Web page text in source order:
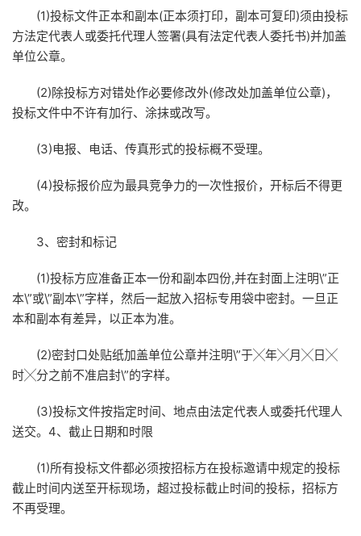
(1)投标文件正本和副本(正本须打印，副本可复印)须由投标
方法定代表人或委托代理人签署(具有法定代表人委托书)并加盖
单位公章。
(2)除投标方对错处作必要修改外(修改处加盖单位公章)，
投标文件中不许有加行、涂抹或改写。
(3)电报、电话、传真形式的投标概不受理。
(4)投标报价应为最具竞争力的一次性报价，开标后不得更
改。
3、密封和标记
(1)投标方应准备正本一份和副本四份,并在封面上注明\”正
本\”或\”副本\”字样，然后一起放入招标专用袋中密封。一旦正
本和副本有差异，以正本为准。
(2)密封口处贴纸加盖单位公章并注明\”于╳年╳月╳日╳
时╳分之前不准启封\”的字样。
(3)投标文件按指定时间、地点由法定代表人或委托代理人
送交。4、截止日期和时限
(1)所有投标文件都必须按招标方在投标邀请中规定的投标
截止时间内送至开标现场，超过投标截止时间的投标，招标方
不再受理。